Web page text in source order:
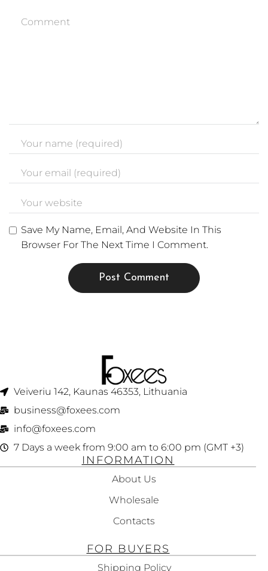
Save My Name, Email, And Website In This
Browser For The Next Time I Comment.
Veiveriu 142, Kaunas 46353, Lithuania​
business@foxees.com
info@foxees.com
7 Days a week from 9:00 am to 6:00 pm (GMT +3)
INFORMATION
About Us
Wholesale
Contacts
FOR BUYERS
Shipping Policy